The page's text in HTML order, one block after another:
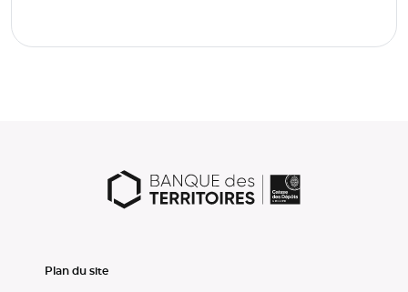
Plan du site